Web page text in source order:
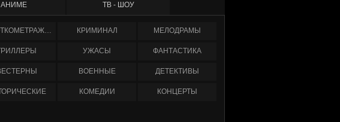
АНИМЕ ТВ - ШОУ
КОРОТКОМЕТРАЖНЫЕ КРИМИНАЛ МЕЛОДРАМЫ
УЖАСЫ ФАНТАСТИКА
ВОЕННЫЕ ДЕТЕКТИВЫ
КОМЕДИИ КОНЦЕРТЫ